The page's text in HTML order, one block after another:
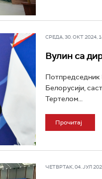
СРЕДА, 30. ОКТ 2024,
Вулин са
Потпредседник
Белорусији,
Тертелом...
Прочитај
ЧЕТВРТАК, 04. ЈУЛ